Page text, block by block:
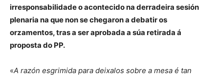
irresponsabilidade o acontecido na derradeira sesión
plenaria na que non se chegaron a debatir os
orzamentos, tras a ser aprobada a súa retirada á
proposta do PP.
«A razón esgrimida para deixalos sobre a mesa é tan